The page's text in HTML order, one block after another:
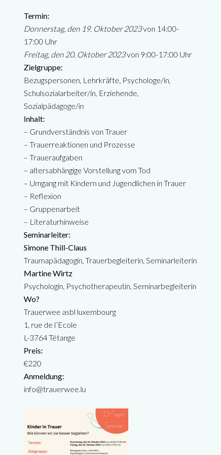
Termin:
Donnerstag, den 19. Oktober 2023von 14:00-
17:00 Uhr
Freitag, den 20. Oktober 2023von 9:00-17:00 Uhr
Zielgruppe:
Bezugspersonen, Lehrkräfte, Psychologe/in,
Schulsozialarbeiter/in, Erziehende,
Sozialpädagoge/in
Inhalt:
– Grundverständnis von Trauer
– Trauerreaktionen und Prozesse
– Traueraufgaben
– altersabhängige Vorstellung vom Tod
– Umgang mit Kindern und Jugendlichen in Trauer
– Reflexion
– Gruppenarbeit
– Literaturhinweise
Seminarleiter:
Simone Thill-Claus
Traumapädagogin, Trauerbegleiterin, Seminarleiterin
Martine Wirtz
Psychologin, Psychotherapeutin, Seminarbegleiterin
Wo?
Trauerwee asbl luxembourg
1, rue de l’Ecole
L-3764 Tétange
Preis:
€220
Anmeldung:
info@trauerwee.lu